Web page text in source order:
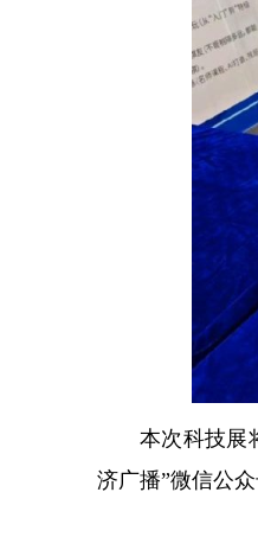
本次科技展
济广播”微信公